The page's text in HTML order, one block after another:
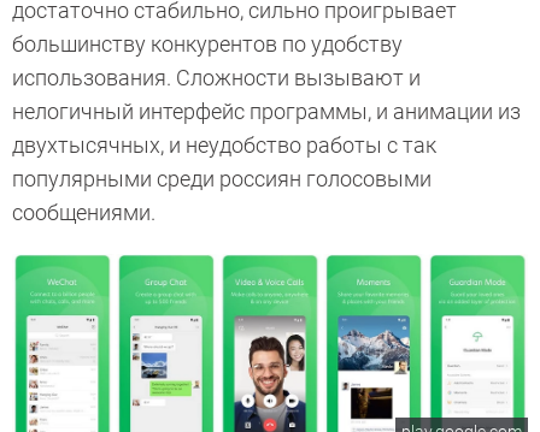
достаточно стабильно, сильно проигрывает
большинству конкурентов по удобству
использования. Сложности вызывают и
нелогичный интерфейс программы, и анимации из
двухтысячных, и неудобство работы с так
популярными среди россиян голосовыми
сообщениями.